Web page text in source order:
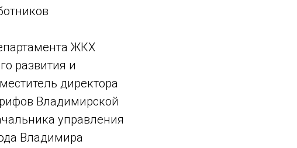
ЖКХ
развития и
директора
Владимирской
управления
Владимира